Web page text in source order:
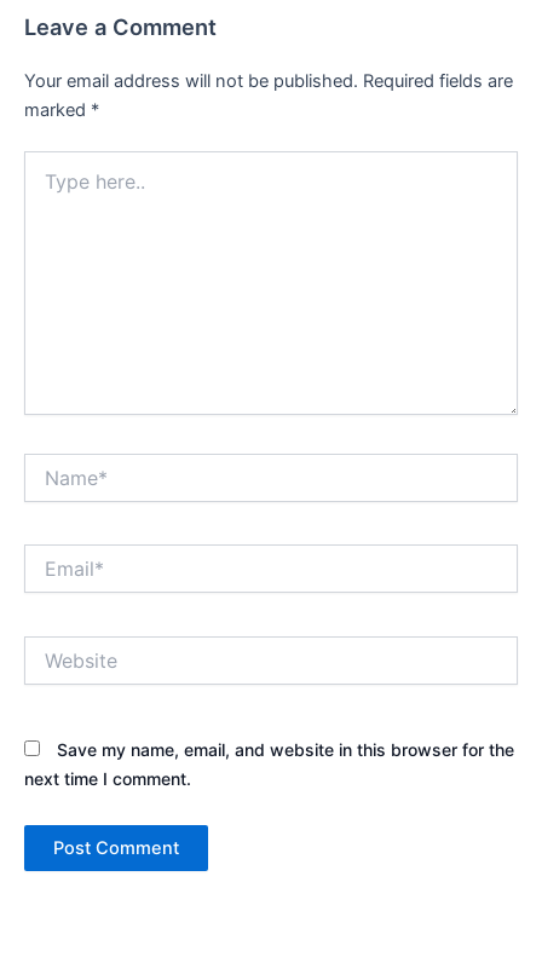
Leave a Comment
Your email address will not be published. Required fields are
marked *
here..
Save my name, email, and website in this browser for the
next time I comment.